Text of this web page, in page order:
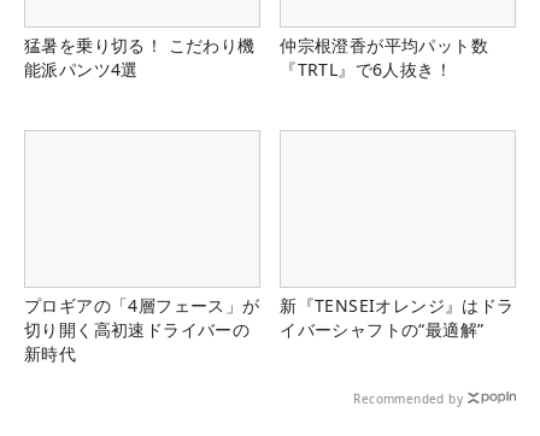
猛暑を乗り切る！ こだわり機
能派パンツ4選
仲宗根澄香が平均パット数
『TRTL』で6人抜き！
プロギアの「4層フェース」が
切り開く高初速ドライバーの
新時代
新『TENSEIオレンジ』はドラ
イバーシャフトの“最適解”
Recommended by